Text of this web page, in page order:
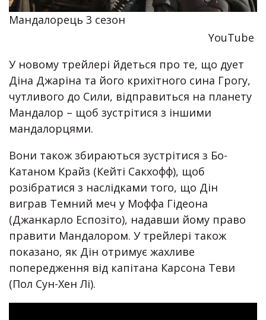
Мандалорець 3 сезон
YouTube
У новому трейлері йдеться про те, що дует
Діна Джаріна та його крихітного сина Грогу,
чутливого до Сили, відправиться на планету
Мандалор – щоб зустрітися з іншими
мандалорцями.
Вони також збираються зустрітися з Бо-
Катаном Крайз (Кейті Сакхофф), щоб
розібратися з наслідками того, що Дін
виграв Темний меч у Моффа Гідеона
(Джанкарло Еспозіто), надавши йому право
правити Мандалором. У трейлері також
показано, як Дін отримує жахливе
попередження від капітана Карсона Теви
(Пол Сун-Хен Лі).